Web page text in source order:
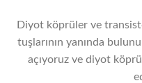
Diyot köprüler ve
tuşlarının yanında
açıyoruz ve diyot